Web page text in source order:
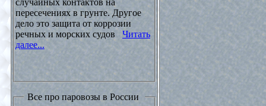
пересечениях в грунте. Другое
дело это защита от коррозии
речных и морских судов Читать
далее...
Все про паровозы в России